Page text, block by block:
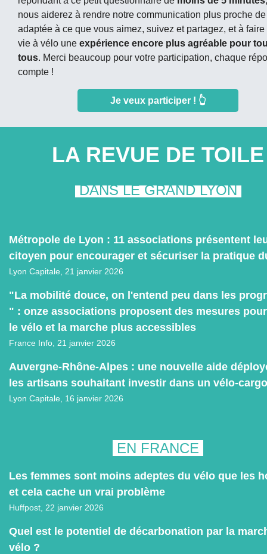
nous aiderez à rendre notre communication plus proche
adaptée à ce que vous aimez, suivez et partagez, et à faire
vie à vélo une expérience encore plus agréable pour
tous. Merci beaucoup pour votre participation, chaque
compte !
Je veux participer ! 👆
LA REVUE DE TOILE
DANS LE GRAND LYON
Métropole de Lyon : 11 associations présentent
citoyen pour encourager et sécuriser la pratique
Lyon Capitale, 21 janvier 2026
"La mobilité douce, on l'entend peu dans les
" : onze associations proposent des mesures
le vélo et la marche plus accessibles
France Info, 21 janvier 2026
Auvergne-Rhône-Alpes : une nouvelle aide
les artisans souhaitant investir dans un vélo-cargo
Lyon Capitale , 16 janvier 2026
EN FRANCE
Les femmes sont moins adeptes du vélo que les
et cela cache un vrai problème
Huffpost, 22 janvier 2026
Quel est le potentiel de décarbonation par la
vélo ?